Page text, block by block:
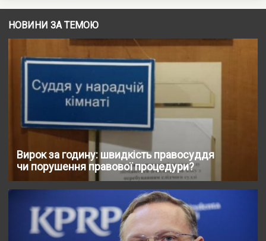
НОВИНИ ЗА ТЕМОЮ
Вирок за годину: швидкість правосуддя
чи порушення правової процедури?